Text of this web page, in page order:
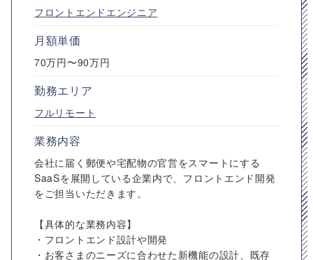
フロントエンドエンジニア
月額単価
70万円〜90万円
勤務エリア
フルリモート
業務内容
会社に届く郵便や宅配物の官営をスマートにする
SaaSを展開している企業内で、フロントエンド開発
をご担当いただきます。
【具体的な業務内容】
・フロントエンド設計や開発
・お客さまのニーズに合わせた新機能の設計、既存